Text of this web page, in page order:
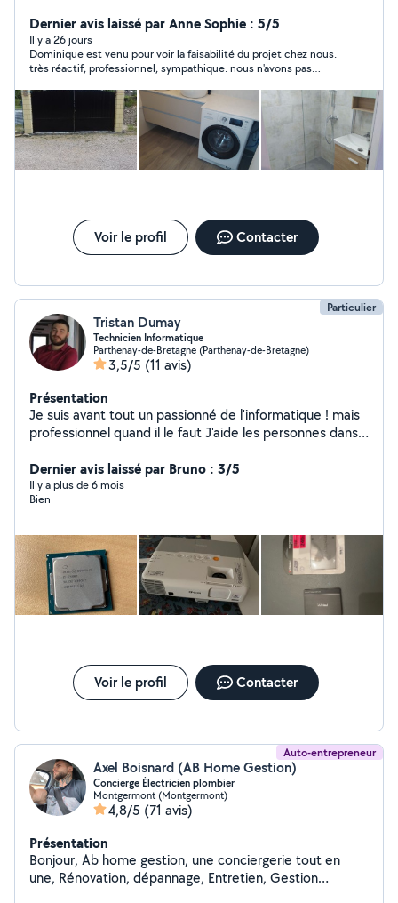
Dernier avis laissé par Anne Sophie : 5/5
Il y a 26 jours
Dominique est venu pour voir la faisabilité du projet chez nous.
très réactif, professionnel, sympathique. nous n'avons pas
bonne qualité . je referais appel à Dominique et je recommande
chaleureusement.
Voir le profil Contacter
Particulier
Tristan Dumay
Technicien Informatique
Parthenay-de-Bretagne (Parthenay-de-Bretagne)
3,5/5 (11 avis)
Présentation
Je suis avant tout un passionné de l'informatique ! mais
professionnel quand il le faut J'aide les personnes dans
dans leur démarche. - Informatique - Assistance -
Dépannage - Cour et formation Une demande, un
conseil ou même un avis constructif je prend A mes
Cordialement Tristan D
Dernier avis laissé par Bruno : 3/5
Il y a plus de 6 mois
Bien
Voir le profil Contacter
Auto-entrepreneur
Axel Boisnard (AB Home Gestion)
Concierge Électricien plombier
Montgermont (Montgermont)
4,8/5 (71 avis)
Présentation
Bonjour, Ab home gestion, une conciergerie tout en
une, Rénovation, dépannage, Entretien, Gestion